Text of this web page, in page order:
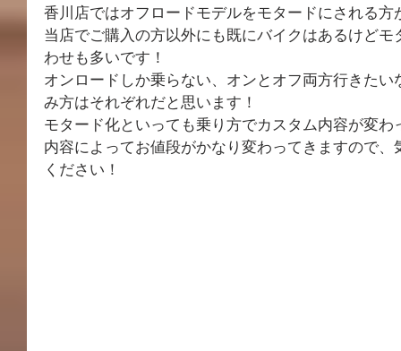
香川店ではオフロードモデルをモタードにされる方
当店でご購入の方以外にも既にバイクはあるけど
わせも多いです！
オンロードしか乗らない、オンとオフ両方行きた
み方はそれぞれだと思います！
モタード化といっても乗り方でカスタム内容が変わ
内容によってお値段がかなり変わってきますので
ください！